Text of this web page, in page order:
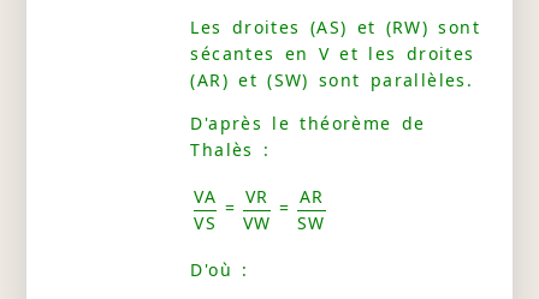
Les droites (AS) et (RW) sont
sécantes en V et les droites
(AR) et (SW) sont parallèles.
D'après le théorème de
Thalès :
VA
VS
=
VR
VW
=
AR
SW
D'où :